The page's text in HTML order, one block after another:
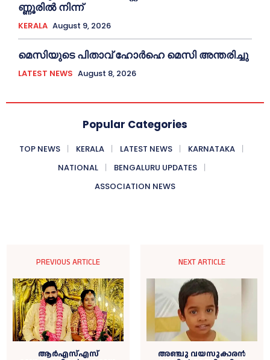
ണ്ണൂ​രി​ൽ നി​ന്ന്
KERALA August 9, 2026
മെ​സിയുടെ പിതാവ് ഹോർഹെ മെ​സി അന്തരിച്ചു
LATEST NEWS August 8, 2026
Popular Categories
TOP NEWS KERALA LATEST NEWS
KARNATAKA
NATIONAL
BENGALURU UPDATES
ASSOCIATION NEWS
PREVIOUS ARTICLE
ആര്‍എസ്‌എസ്
NEXT ARTICLE
അഞ്ചു വ‍യസുകാരൻ